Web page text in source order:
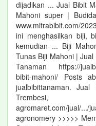
dijadikan ... Jual Bibit
Mahoni super |
www.mitrabibit.com/
ini menghasilkan biji,
kemudian ... Biji
Tunas Biji Mahoni |
Tanaman https://
bibit-mahoni/ Posts
jualbibittanaman.
agromaret.com/jual/.../
agronomery >>>>>